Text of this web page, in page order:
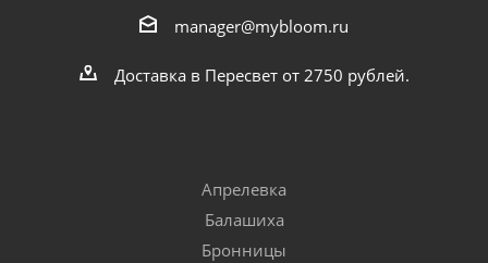
manager@mybloom.ru
Доставка в Пересвет от 2750 рублей.
Апрелевка
Балашиха
Бронницы